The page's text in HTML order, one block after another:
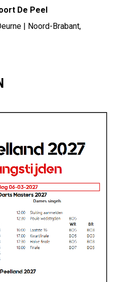
De Peel
| Noord-Brabant,